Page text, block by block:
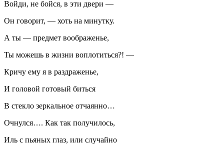
Войди, не бойся, в эти двери —
Он говорит, — хоть на минутку.
А ты — предмет воображенье,
Ты можешь в жизни воплотиться?! —
Кричу ему я в раздраженье,
И головой готовый биться
В стекло зеркальное отчаянно…
Очнулся…. Как так получилось,
Иль с пьяных глаз, или случайно